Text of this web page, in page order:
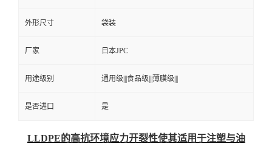
外形尺寸 袋装
厂家 日本JPC
用途级别 通用级|||食品级|||薄膜级|||
是否进口 是
LLDPE的高抗环境应力开裂性使其适用于注塑与油